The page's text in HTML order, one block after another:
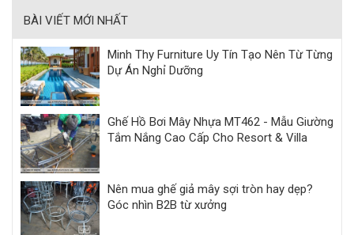
BÀI VIẾT MỚI NHẤT
Minh Thy Furniture Uy Tín Tạo Nên Từ Từng
Dự Án Nghỉ Dưỡng
Ghế Hồ Bơi Mây Nhựa MT462 - Mẫu Giường
Tắm Nắng Cao Cấp Cho Resort & Villa
Nên mua ghế giả mây sợi tròn hay dẹp?
Góc nhìn B2B từ xưởng